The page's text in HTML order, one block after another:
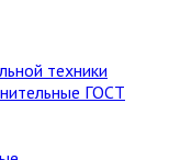
техники
ГОСТ